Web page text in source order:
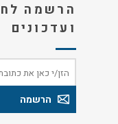
הרשמה
ועדכונים